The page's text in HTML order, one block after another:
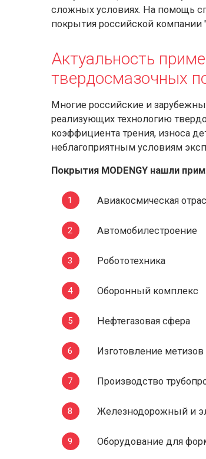
сложных условиях. На помощь
покрытия российской
Актуальность
твердосмазочных
Многие российские и
реализующих технологию
коэффициента трения, износа
неблагоприятным условиям
Покрытия MODENGY нашли
Авиакосмическая
Автомобилестроение
Робототехника
Оборонный комплекс
Нефтегазовая сфера
Изготовление метизов
Производство
Железнодорожный и
Оборудование для